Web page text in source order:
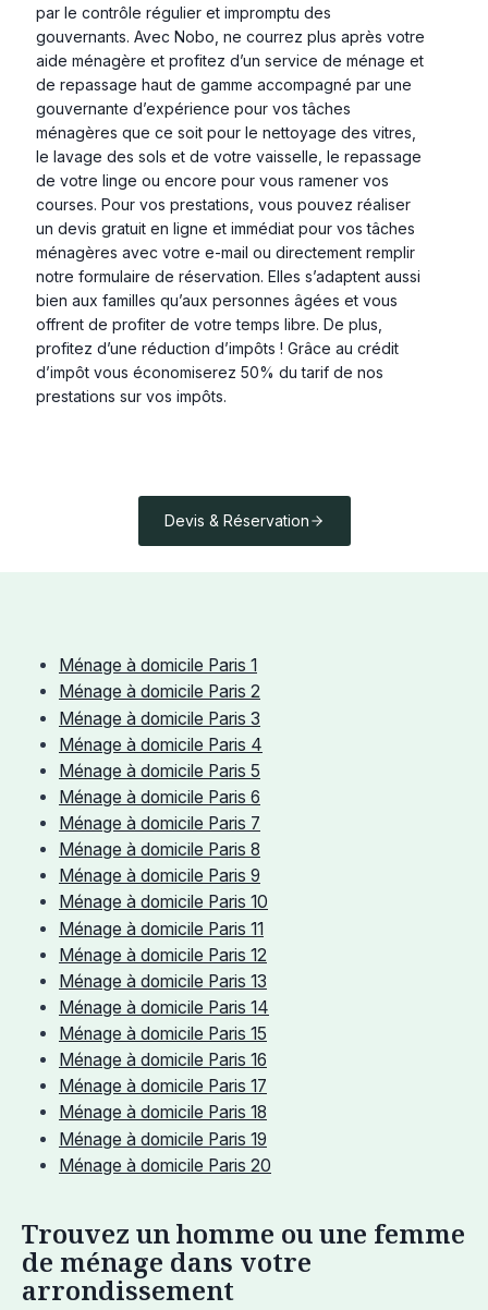
par le contrôle régulier et impromptu des
gouvernants. Avec Nobo, ne courrez plus après votre
aide ménagère et profitez d’un service de ménage et
de repassage haut de gamme accompagné par une
gouvernante d’expérience pour vos tâches
ménagères que ce soit pour le nettoyage des vitres,
le lavage des sols et de votre vaisselle, le repassage
de votre linge ou encore pour vous ramener vos
courses. Pour vos prestations, vous pouvez réaliser
un devis gratuit en ligne et immédiat pour vos tâches
ménagères avec votre e-mail ou directement remplir
notre formulaire de réservation. Elles s’adaptent aussi
bien aux familles qu’aux personnes âgées et vous
offrent de profiter de votre temps libre. De plus,
profitez d’une réduction d’impôts ! Grâce au crédit
d’impôt vous économiserez 50% du tarif de nos
prestations sur vos impôts.
Devis & Réservation
Ménage à domicile Paris 1
Ménage à domicile Paris 2
Ménage à domicile Paris 3
Ménage à domicile Paris 4
Ménage à domicile Paris 5
Ménage à domicile Paris 6
Ménage à domicile Paris 7
Ménage à domicile Paris 8
Ménage à domicile Paris 9
Ménage à domicile Paris 10
Ménage à domicile Paris 11
Ménage à domicile Paris 12
Ménage à domicile Paris 13
Ménage à domicile Paris 14
Ménage à domicile Paris 15
Ménage à domicile Paris 16
Ménage à domicile Paris 17
Ménage à domicile Paris 18
Ménage à domicile Paris 19
Ménage à domicile Paris 20
Trouvez un homme ou une femme
de ménage dans votre
arrondissement